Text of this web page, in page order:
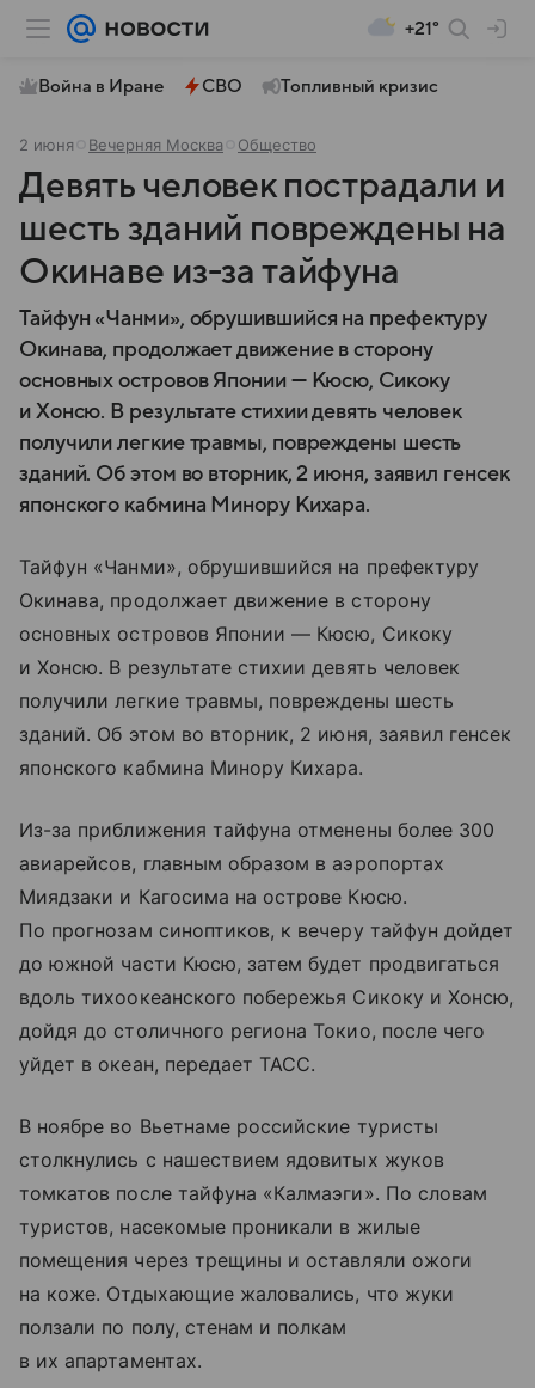
+21°
Война в Иране СВО Топливный кризис
2 июня Вечерняя Москва Общество
Девять человек пострадали и
шесть зданий повреждены на
Окинаве из-за тайфуна
Тайфун «Чанми», обрушившийся на префектуру
Окинава, продолжает движение в сторону
основных островов Японии — Кюсю, Сикоку
и Хонсю. В результате стихии девять человек
получили легкие травмы, повреждены шесть
зданий. Об этом во вторник, 2 июня, заявил генсек
японского кабмина Минору Кихара.
Тайфун «Чанми», обрушившийся на префектуру
Окинава, продолжает движение в сторону
основных островов Японии — Кюсю, Сикоку
и Хонсю. В результате стихии девять человек
получили легкие травмы, повреждены шесть
зданий. Об этом во вторник, 2 июня, заявил генсек
японского кабмина Минору Кихара.
Из-за приближения тайфуна отменены более 300
авиарейсов, главным образом в аэропортах
Миядзаки и Кагосима на острове Кюсю.
По прогнозам синоптиков, к вечеру тайфун дойдет
до южной части Кюсю, затем будет продвигаться
вдоль тихоокеанского побережья Сикоку и Хонсю,
дойдя до столичного региона Токио, после чего
уйдет в океан, передает ТАСС.
В ноябре во Вьетнаме российские туристы
столкнулись с нашествием ядовитых жуков
томкатов после тайфуна «Калмаэги». По словам
туристов, насекомые проникали в жилые
помещения через трещины и оставляли ожоги
на коже. Отдыхающие жаловались, что жуки
ползали по полу, стенам и полкам
в их апартаментах.